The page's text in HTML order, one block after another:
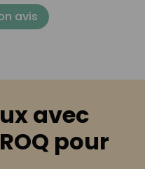
avis
avec
pour